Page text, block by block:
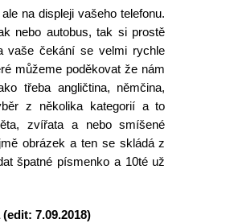
na displeji vašeho telefonu.
nebo autobus, tak si prostě
vaše čekání se velmi rychle
můžeme poděkovat že nám
třeba angličtina, němčina,
z několika kategorií a to
zvířata a nebo smíšené
obrázek a ten se skládá z
špatné písmenko a 10té už
7.09.2018)